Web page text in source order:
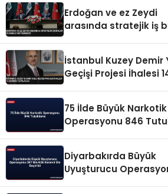
Erdoğan ve ez Zeydi
arasında stratejik iş
İstanbul Kuzey Demir
Geçişi Projesi İhalesi
75 İlde Büyük Narkotik
Operasyonu 846
Diyarbakırda Büyük
Uyuşturucu